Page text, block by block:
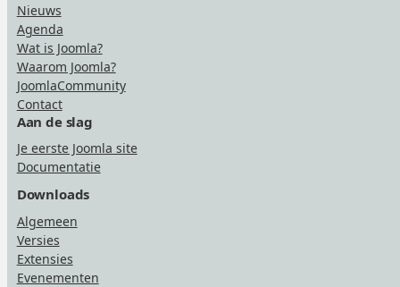
Nieuws
Agenda
Wat is Joomla?
Waarom Joomla?
JoomlaCommunity
Contact
Aan de slag
Je eerste Joomla site
Documentatie
Downloads
Algemeen
Versies
Extensies
Evenementen